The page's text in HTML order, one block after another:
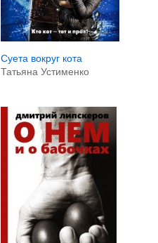
Суета вокруг кота
Татьяна Устименко